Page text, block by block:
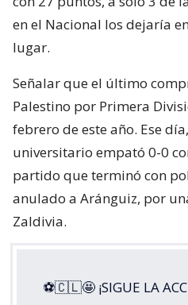
en el Nacional los dejaría
lugar.
Señalar que el último
Palestino por Primera
febrero de este año. Ese
universitario empató 0-0
partido que terminó con
anulado a Aránguiz, por
Zaldivia.
⚽🇨🇱🤩 ¡SIGUE LA